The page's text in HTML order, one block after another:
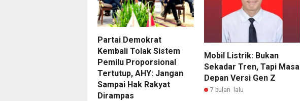
Partai Demokrat
Kembali Tolak Sistem
Pemilu Proporsional
Tertutup, AHY: Jangan
Sampai Hak Rakyat
Dirampas
Mobil Listrik: Bukan
Sekadar Tren, Tapi Masa
Depan Versi Gen Z
7 bulan lalu